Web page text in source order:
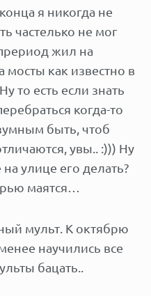
я никогда не
частелько не мог
жил на
мосты как известно в
то есть если знать
когда-то
быть, чтоб
увы.. :))) Ну
улице его делать?
маятся…
мульт. К октябрю
научились все
бацать..